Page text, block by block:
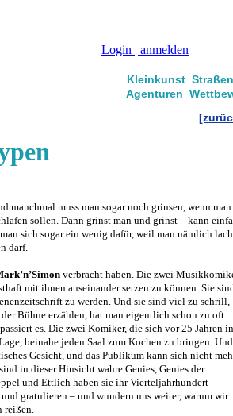
Login | anmelden
Kleinkunst
Agenturen
manchmal muss man sogar noch grinsen, wenn man
sollen. Dann grinst man und grinst – kann
sich sogar ein wenig dafür, weil man nämlich
darf.
verbracht haben. Die zwei
mit ihnen auseinander setzen zu können. Sie
zu werden. Und sie sind viel zu schrill,
Bühne erzählen, hat man eigentlich schon zu oft
es. Die zwei Komiker, die sich vor 25 Jahren in
beinahe jeden Saal zum Kochen zu bringen. Und
Gesicht, und das Publikum kann sich nicht
in dieser Hinsicht wahre Genies, Genies der
und Ettlich haben sie ihr Vierteljahrhundert
gratulieren – und wundern uns weiter, warum wir
reißen.